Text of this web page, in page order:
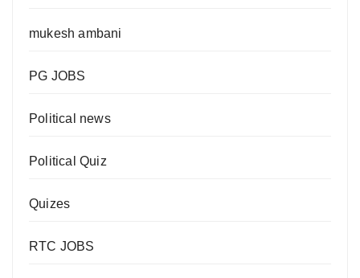
mukesh ambani
PG JOBS
Political news
Political Quiz
Quizes
RTC JOBS